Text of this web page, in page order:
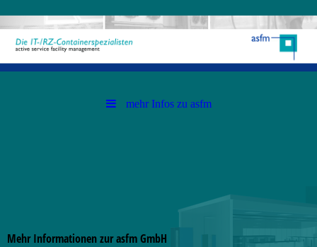
mehr Infos zu asfm
Mehr Informationen zur asfm GmbH